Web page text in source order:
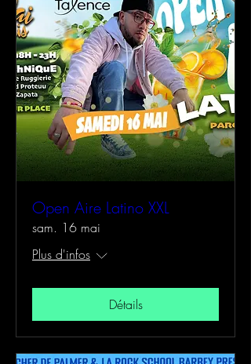
Open Aire Latino XXL
sam. 16 mai
Plus d'infos
Détails